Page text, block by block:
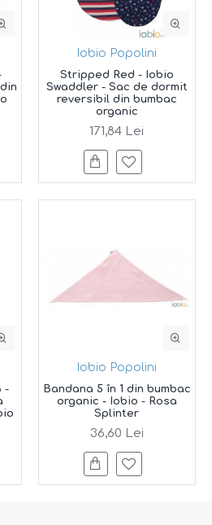
Iobio Popolini
Stripped Red - Iobio
Swaddler - Sac de dormit
reversibil din bumbac
organic
171,84 Lei
-
Iobio Popolini
Bandana 5 în 1 din bumbac
organic - Iobio - Rosa
Splinter
36,60 Lei